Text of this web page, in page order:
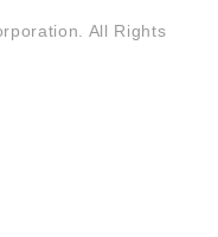
All Rights